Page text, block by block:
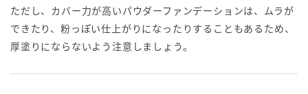
ただし、カバー力が高いパウダーファンデーションは、ムラが
できたり、粉っぽい仕上がりになったりすることもあるため、
厚塗りにならないよう注意しましょう。